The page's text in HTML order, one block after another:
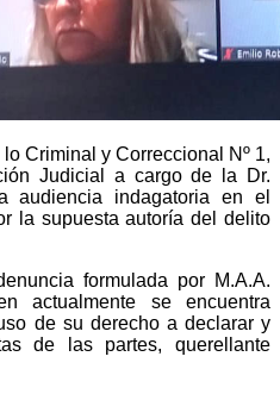
Criminal y Correccional Nº 1,
Judicial a cargo de la Dr.
audiencia indagatoria en el
la supuesta autoría del delito
formulada por M.A.A.
actualmente se encuentra
de su derecho a declarar y
de las partes, querellante